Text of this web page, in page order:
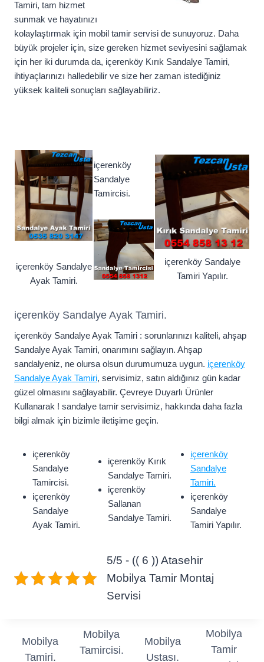
Tamiri, tam hizmet
sunmak ve hayatınızı
kolaylaştırmak için mobil tamir servisi de sunuyoruz. Daha
büyük projeler için, size gereken hizmet seviyesini sağlamak
için her iki durumda da, içerenköy Kırık Sandalye Tamiri,
ihtiyaçlarınızı halledebilir ve size her zaman istediğiniz
yüksek kaliteli sonuçları sağlayabiliriz.
içerenköy Sandalye
Ayak Tamiri.
içerenköy
Sandalye
Tamircisi.
içerenköy Sandalye
Tamiri Yapılır.
içerenköy Sandalye Ayak Tamiri.
içerenköy Sandalye Ayak Tamiri : sorunlarınızı kaliteli, ahşap
Sandalye Ayak Tamiri, onarımını sağlayın. Ahşap
sandalyeniz, ne olursa olsun durumumuza uygun. içerenköy
Sandalye Ayak Tamiri, servisimiz, satın aldığınız gün kadar
güzel olmasını sağlayabilir. Çevreye Duyarlı Ürünler
Kullanarak ! sandalye tamir servisimiz, hakkında daha fazla
bilgi almak için bizimle iletişime geçin.
içerenköy
Sandalye
Tamircisi.
içerenköy
Sandalye
Ayak Tamiri.
içerenköy Kırık
Sandalye Tamiri.
içerenköy
Sallanan
Sandalye Tamiri.
içerenköy
Sandalye
Tamiri.
içerenköy
Sandalye
Tamiri Yapılır.
5/5 - (( 6 )) Atasehir
Mobilya Tamir Montaj
Servisi
Mobilya
Tamiri.
Mobilya
Tamircisi.
Mobilya
Ustası.
Mobilya
Tamir